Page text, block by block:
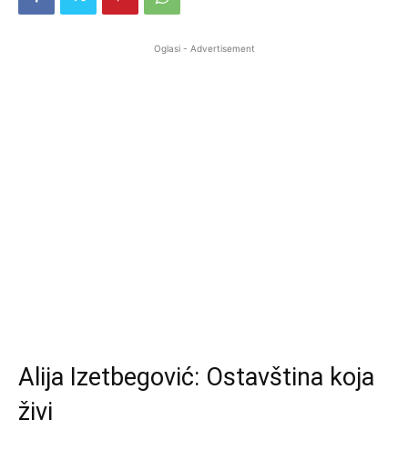
Oglasi - Advertisement
Alija Izetbegović: Ostavština koja
živi